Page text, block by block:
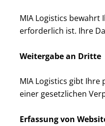
MIA Logistics bewahrt
erforderlich ist. Ihre
Weitergabe an Dritte
MIA Logistics gibt
einer gesetzlichen
Erfassung von